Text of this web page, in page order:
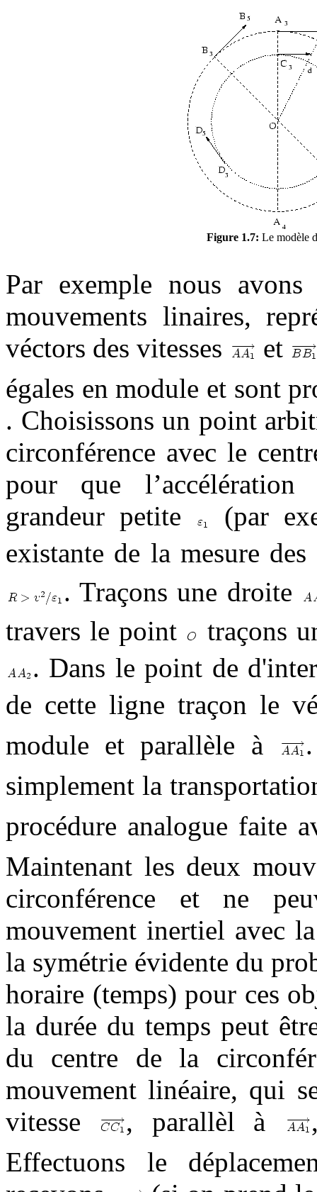
Figure 1.7: Le modèle
Par exemple nous
mouvements linaires,
véctors des vitesses
et
égales en module et sont
. Choisissons un point
circonférence avec le
pour que
grandeur petite
(par
existante de la mesure
. Traçons une droite
travers le point
traçons
. Dans le point de
de cette ligne traçon le
module et parallèle à
simplement la
procédure analogue faite
Maintenant les deux
circonférence et ne
mouvement inertiel avec
la symétrie évidente du
horaire (temps) pour ces
la durée du temps peut
du centre de la
mouvement linéaire, qui
vitesse
, parallèl à
Effectuons le